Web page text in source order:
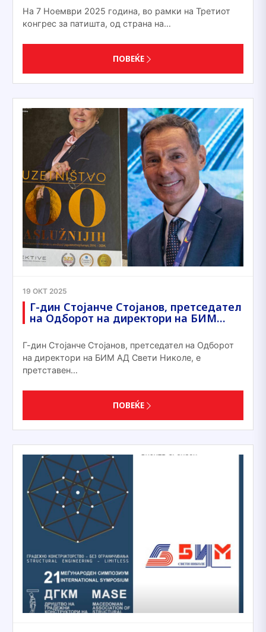
На 7 Ноември 2025 година, во рамки на Третиот
конгрес за патишта, од страна на…
ПОВЕЌЕ
19 ОКТ 2025
Г-дин Стојанче Стојанов, претседател
на Одборот на директори на БИМ…
Г-дин Стојанче Стојанов, претседател на Одборот
на директори на БИМ АД Свети Николе, е
претставен…
ПОВЕЌЕ